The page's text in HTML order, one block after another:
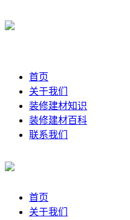
首页
关于我们
装修建材知识
装修建材百科
联系我们
首页
关于我们